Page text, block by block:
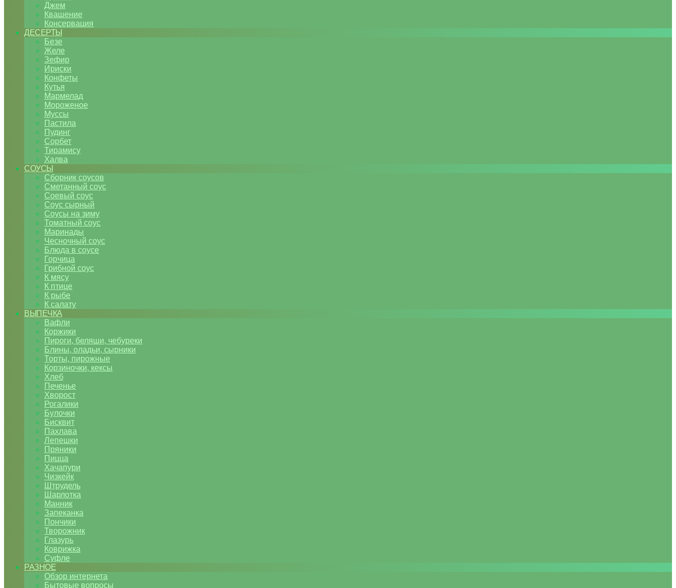
Джем
Квашение
Консервация
ДЕСЕРТЫ
Безе
Желе
Зефир
Ириски
Конфеты
Кутья
Мармелад
Мороженое
Муссы
Пастила
Пудинг
Сорбет
Тирамису
Халва
СОУСЫ
Сборник соусов
Сметанный соус
Соевый соус
Соус сырный
Соусы на зиму
Томатный соус
Маринады
Чесночный соус
Блюда в соусе
Горчица
Грибной соус
К мясу
К птице
К рыбе
К салату
ВЫПЕЧКА
Вафли
Коржики
Пироги, беляши, чебуреки
Блины, оладьи, сырники
Торты, пирожные
Корзиночки, кексы
Хлеб
Печенье
Хворост
Рогалики
Булочки
Бисквит
Пахлава
Лепешки
Пряники
Пицца
Хачапури
Чизкейк
Штрудель
Шарлотка
Манник
Запеканка
Пончики
Творожник
Глазурь
Коврижка
Суфле
РАЗНОЕ
Обзор интернета
Бытовые вопросы